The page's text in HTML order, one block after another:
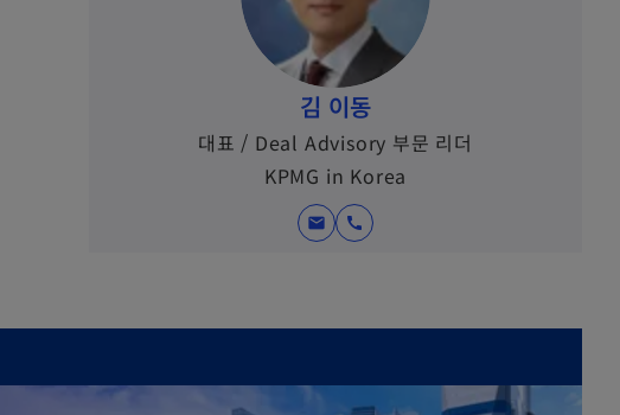
김 이동
대표 / Deal Advisory 부문 리더
KPMG in Korea
mail call